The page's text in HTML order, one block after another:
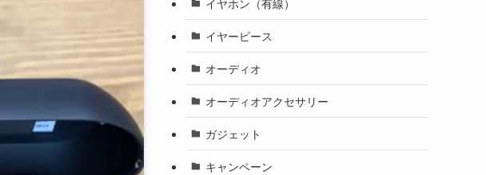
イヤーピース
オーディオ
オーディオアクセサリー
ガジェット
キャンペーン